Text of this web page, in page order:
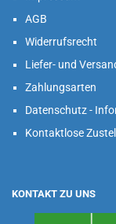
AGB
Widerrufsrecht
Liefer- und
Zahlungsarten
Datenschutz -
Kontaktlose
KONTAKT ZU UNS